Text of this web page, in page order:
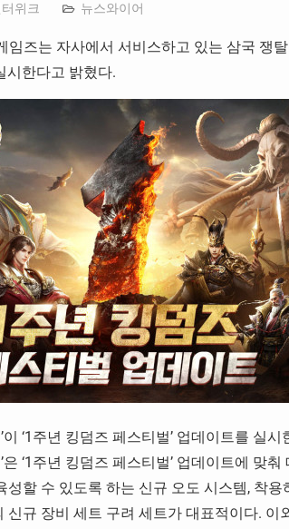
위크 뉴스와이어
임즈는 자사에서 서비스하고 있는 삼국 쟁탈
시한다고 밝혔다.
‘1주년 킹덤즈 페스티벌’ 업데이트를 실시
은 ‘1주년 킹덤즈 페스티벌’ 업데이트에 맞
할 수 있도록 하는 신규 오도 시스템, 착용
신규 장비 세트 구려 세트가 대표적이다. 이